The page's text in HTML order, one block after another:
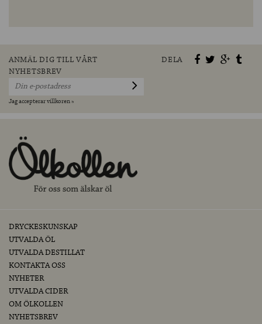
ANMÄL DIG TILL VÅRT
NYHETSBREV
Jag accepterar villkoren »
DELA
DRYCKESKUNSKAP
UTVALDA ÖL
UTVALDA DESTILLAT
KONTAKTA OSS
NYHETER
UTVALDA CIDER
OM ÖLKOLLEN
NYHETSBREV